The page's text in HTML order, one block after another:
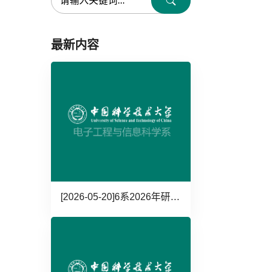
最新内容
[2026-05-20]6系2026年研招科学营公告